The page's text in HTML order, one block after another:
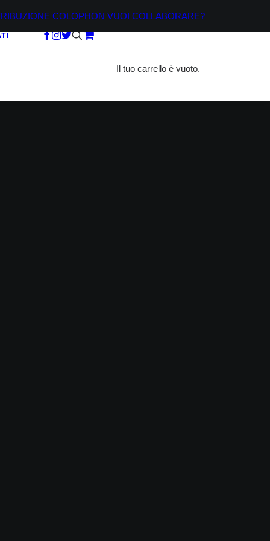
COLOPHON VUOI COLLABORARE?
Il tuo carrello è vuoto.